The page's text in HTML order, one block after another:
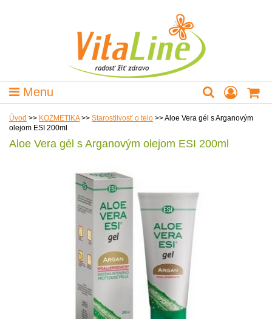
Menu
Úvod >> KOZMETIKA >> Starostlivosť o telo >>Aloe Vera gél s Arganovým
olejom ESI 200ml
Aloe Vera gél s Arganovým olejom ESI 200ml